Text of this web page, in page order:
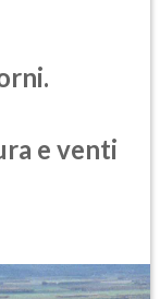
e venti